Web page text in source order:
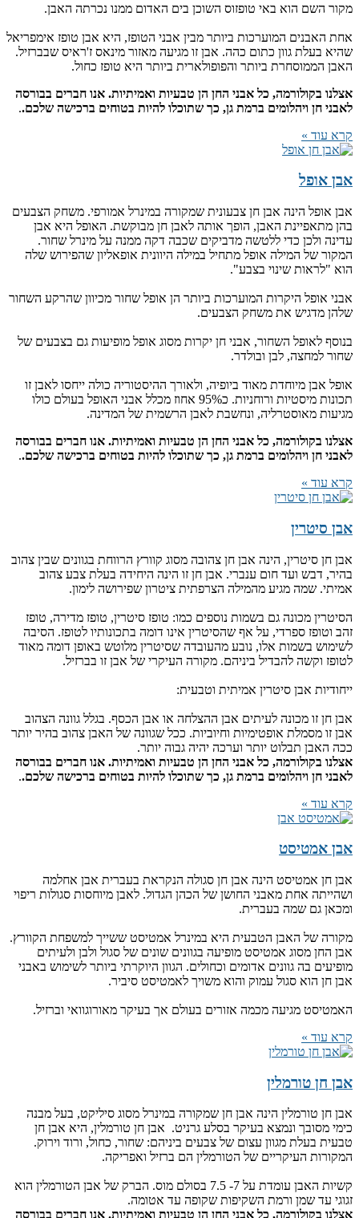
מקור השם הוא באי טופזוס השוכן בים האדום ממנו נכרתה האבן.
אחת האבנים המוערכות ביותר מבין אבני הטופז, היא אבן טופז אימפריאל
שהיא בעלת גוון כתום כהה. אבן זו מגיעה מאזור מינאס ז'ראיס שבברזיל.
האבן הממוסחרת ביותר והפופולארית ביותר היא טופז כחול.
אצלנו בקולורמה, כל אבני החן הן טבעיות ואמיתיות. אנו חברים בבורסה
לאבני חן ויהלומים ברמת גן, כך שתוכלו להיות בטוחים ברכישה שלכם..
קרא עוד »
אבן אופל
אבן אופל הינה אבן חן צבעונית שמקורה במינרל אמורפי. משחק הצבעים
בהן מתאפיינת האבן, הופך אותה לאבן חן מבוקשת. האופל היא אבן
עדינה ולכן כדי ללטשה מדביקים שכבה דקה ממנה על מינרל שחור.
המקור של המילה אופל מתחיל במילה היוונית אופאליון שהפירוש שלה
הוא "לראות שינוי בצבע".
אבני אופל היקרות המוערכות ביותר הן אופל שחור מכיוון שהרקע השחור
שלהן מדגיש את משחק הצבעים.
בנוסף לאופל השחור, אבני חן יקרות מסוג אופל מופיעות גם בצבעים של
שחור למחצה, לבן ובולדר.
אופל אבן מיוחדת מאוד ביופיה, ולאורך ההיסטוריה כולה ייחסו לאבן זו
תכונות מיסטיות ורוחניות. כ95% אחוז מכלל אבני האופל בעולם כולו
מגיעות מאוסטרליה, ונחשבת לאבן הרשמית של המדינה.
אצלנו בקולורמה, כל אבני החן הן טבעיות ואמיתיות. אנו חברים בבורסה
לאבני חן ויהלומים ברמת גן, כך שתוכלו להיות בטוחים ברכישה שלכם..
קרא עוד »
אבן סיטרין
אבן חן סיטרין, הינה אבן חן צהובה מסוג קוורץ הרווחת בגוונים שבין צהוב
בהיר, דבש ועד חום ענברי. אבן חן זו הינה היחידה בעלת צבע צהוב
אמיתי. שמה מגיע מהמילה הצרפתית ציטרון שפירושה לימון.
הסיטרין מכונה גם בשמות נוספים כמו: טופז סיטרין, טופז מדירה, טופז
זהב וטופז ספרדי, על אף שהסיטרין אינו דומה בתכונותיו לטופז. הסיבה
לשימוש בשמות אלו, נובע מהעובדה שסיטרין מלוטש באופן דומה מאוד
לטופז וקשה להבדיל ביניהם. מקורה העיקרי של אבן זו בברזיל.
ייחודיות אבן סיטרין אמיתית וטבעית:
אבן חן זו מכונה לעיתים אבן ההצלחה או אבן הכסף. בגלל גוונה הצהוב
אבן זו מסמלת אופטימיות וחיוביות. ככל שגוונה של האבן צהוב בהיר יותר
ככה האבן תבלוט יותר וערכה יהיה גבוה יותר.
אצלנו בקולורמה, כל אבני החן הן טבעיות ואמיתיות. אנו חברים בבורסה
לאבני חן ויהלומים ברמת גן, כך שתוכלו להיות בטוחים ברכישה שלכם..
קרא עוד »
אבן אמטיסט
אבן חן אמטיסט הינה אבן חן סגולה הנקראת בעברית אבן אחלמה
ושהייתה אחת מאבני החושן של הכהן הגדול. לאבן מיוחסות סגולות ריפוי
ומכאן גם שמה בעברית.
מקורה של האבן הטבעית היא במינרל אמטיסט ששייך למשפחת הקוורץ.
אבן החן מסוג אמטיסט מופיעה בגוונים שונים של סגול ולבן ולעיתים
מופיעים בה גוונים אדומים וכחולים. הגוון היוקרתי ביותר לשימוש באבני
אבן חן הוא סגול עמוק והוא משויך לאמטיסט סיביר.
האמטיסט מגיעה מכמה אזורים בעולם אך בעיקר מאורוגוואי וברזיל.
קרא עוד »
אבן חן טורמלין
אבן חן טורמלין הינה אבן חן שמקורה במינרל מסוג סיליקט, בעל מבנה
כימי מסובך ונמצא בעיקר בסלע גרניט. אבן חן טורמלין, היא אבן חן
טבעית בעלת מגוון עצום של צבעים ביניהם: שחור, כחול, ורוד וירוק.
המקורות העיקריים של הטורמלין הם ברזיל ואפריקה.
קשיות האבן עומדת על 7- 7.5 בסולם מוס. הברק של אבן הטורמלין הוא
זגוגי עד שמן ורמת השקיפות שקופה עד אטומה.
אצלנו בקולורמה, כל אבני החן הן טבעיות ואמיתיות. אנו חברים בבורסה